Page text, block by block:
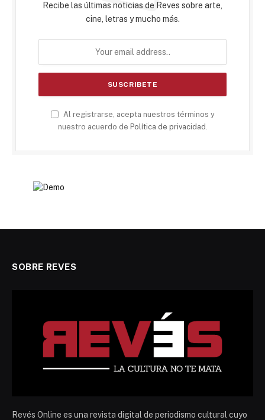
Recibe las últimas noticias de Reves sobre arte,
cine, letras y mucho más.
Al registrarse, acepta nuestros términos y
nuestro acuerdo de Política de privacidad .
SOBRE REVES
Revés Online es una revista digital de periodismo cultural cuyo